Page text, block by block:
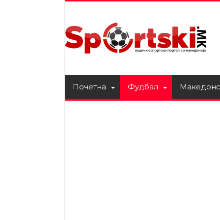
Почетна Фудбал